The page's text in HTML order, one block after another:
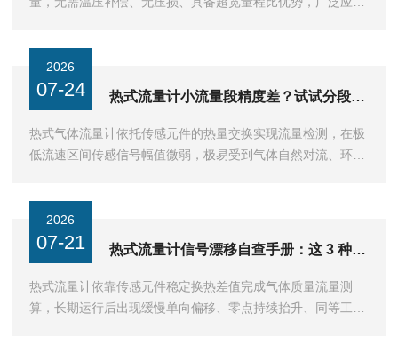
2026
07-24 热式流量计小流量段精度差？试试分段线性修正
热式气体流量计依托传感元件的热量交换实现流量检测，在极
低流速区间传感信号幅值微弱，极易受到气体自然对流、环境
2026
07-21 热式流量计信号漂移自查手册：这 3 种干扰最隐蔽
热式流量计依靠传感元件稳定换热差值完成气体质量流量测
算，长期运行后出现缓慢单向偏移、零点持续抬升、同等工况